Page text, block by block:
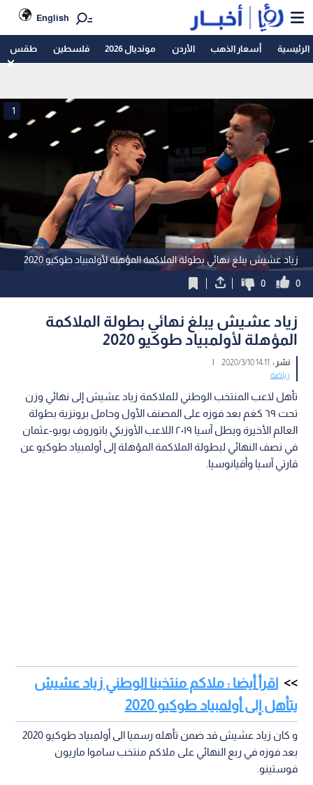
English
الرئيسية أسعار الذهب الأردن مونديال 2026 فلسطين طقس
زياد عشيش يبلغ نهائي بطولة الملاكمة المؤهلة لأولمبياد طوكيو 2020
1
0
0
زياد عشيش يبلغ نهائي بطولة الملاكمة
المؤهلة لأولمبياد طوكيو 2020
نشر : 14:11 2020/3/10
|
رياضة
تأهل لاعب المنتخب الوطني للملاكمة زياد عشيش إلى نهائي وزن
تحت ٦٩ كغم بعد فوزه على المصنف الأول وحامل برونزية بطولة
العالم الأخيرة وبطل آسيا ٢٠١٩ اللاعب الأوزبكي باتوروف بوبو-عثمان
في نصف النهائي لبطولة الملاكمة المؤهلة إلى أولمبياد طوكيو عن
قارتي آسيا وأقيانوسيا.
اقرأ أيضا : ملاكم منتخبنا الوطني زياد عشيش
يتأهل إلى أولمبياد طوكيو 2020
و كان زياد عشيش قد ضمن تأهله رسميا الى أولمبياد طوكيو 2020
بعد فوزه في ربع النهائي على ملاكم منتخب ساموا ماريون
فوستينو.